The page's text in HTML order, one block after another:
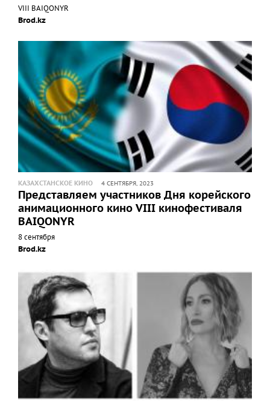
VIII BAIQONYR
Brod.kz
КАЗАХСТАНСКОЕ КИНО 4 СЕНТЯБРЯ, 2023
Представляем участников Дня корейского
анимационного кино VIII кинофестиваля
BAIQONYR
8 сентября
Brod.kz